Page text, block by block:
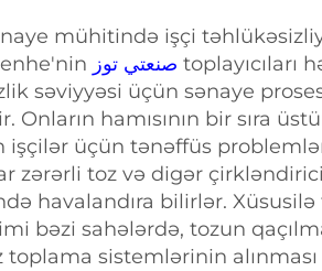
mühitində işçi
toplayıcıları
səviyyəsi üçün sənaye
Onların hamısının bir sıra
işçilər üçün tənəffüs
zərərli toz və digər
havalandıra bilirlər.
bəzi sahələrdə, tozun
toplama sistemlərinin